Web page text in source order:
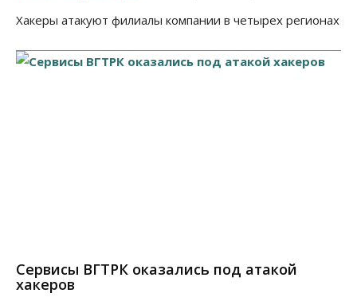
Хакеры атакуют филиалы компании в четырех регионах
Сервисы ВГТРК оказались под атакой
хакеров